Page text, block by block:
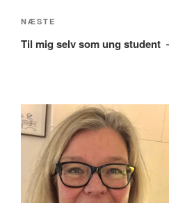
Næste
indlæg
NÆSTE
Til mig selv som ung student